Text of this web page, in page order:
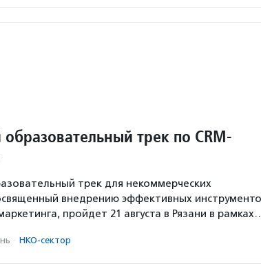
трек по CRM-
трек для некоммерческих
внедрению эффективных
пройдет 21 августа в Рязани в
· НКО-сектор